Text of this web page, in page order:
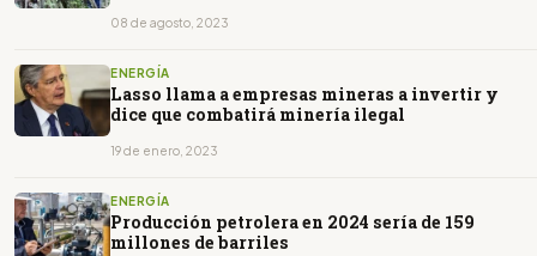
08 de agosto, 2023
ENERGÍA
Lasso llama a empresas mineras a invertir y
dice que combatirá minería ilegal
19 de enero, 2023
ENERGÍA
Producción petrolera en 2024 sería de 159
millones de barriles